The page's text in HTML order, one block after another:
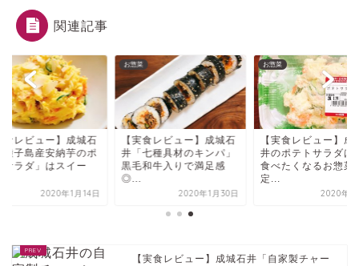
関連記事
食レビュー】成城石
種子島産安納芋のポ
サラダ」はスイー
2020年1月14日
お惣菜
【実食レビュー】成城石
井「七種具材のキンパ」
黒毛和牛入りで満足感
◎...
2020年1月30日
お惣菜
【実食レビュー】成
井のポテトサラダは
食べたくなるお惣菜
定...
2020年2
【実食レビュー】成城石井「自家製チャー